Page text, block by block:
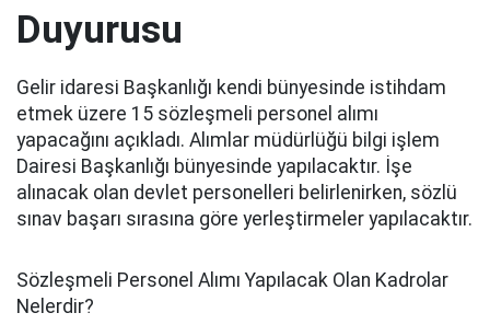
Duyurusu
Gelir idaresi Başkanlığı kendi bünyesinde istihdam
etmek üzere 15 sözleşmeli personel alımı
yapacağını açıkladı. Alımlar müdürlüğü bilgi işlem
Dairesi Başkanlığı bünyesinde yapılacaktır. İşe
alınacak olan devlet personelleri belirlenirken, sözlü
sınav başarı sırasına göre yerleştirmeler yapılacaktır.
Sözleşmeli Personel Alımı Yapılacak Olan Kadrolar
Nelerdir?